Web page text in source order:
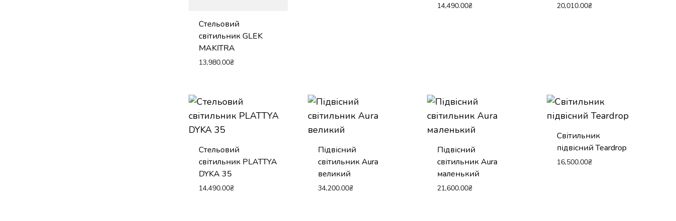
Стельовий
світильник GLEK
MAKITRA
13,980.00₴
14,490.00₴ 20,010.00₴
Стельовий
світильник PLATTYA
DYKA 35
14,490.00₴
Підвісний
світильник Aura
великий
34,200.00₴
Підвісний
світильник Aura
маленький
21,600.00₴
Світильник
підвісний Teardrop
16,500.00₴